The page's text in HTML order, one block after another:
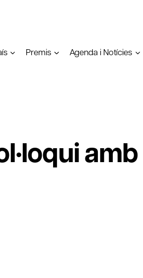
Premis Agenda i Notícies